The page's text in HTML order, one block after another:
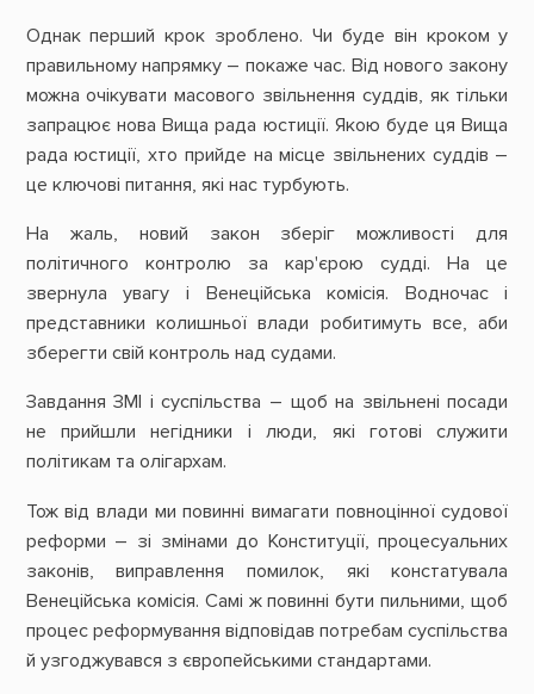
Однак перший крок зроблено. Чи буде він кроком у
правильному напрямку – покаже час. Від нового закону
можна очікувати масового звільнення суддів, як тільки
запрацює нова Вища рада юстиції. Якою буде ця Вища
рада юстиції, хто прийде на місце звільнених суддів –
це ключові питання, які нас турбують.
На жаль, новий закон зберіг можливості для
політичного контролю за кар'єрою судді. На це
звернула увагу і Венеційська комісія. Водночас і
представники колишньої влади робитимуть все, аби
зберегти свій контроль над судами.
Завдання ЗМІ і суспільства – щоб на звільнені посади
не прийшли негідники і люди, які готові служити
політикам та олігархам.
Тож від влади ми повинні вимагати повноцінної судової
реформи – зі змінами до Конституції, процесуальних
законів, виправлення помилок, які констатувала
Венеційська комісія. Самі ж повинні бути пильними, щоб
процес реформування відповідав потребам суспільства
й узгоджувався з європейськими стандартами.